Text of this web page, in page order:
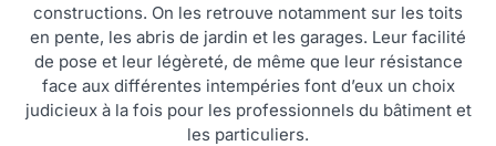
constructions. On les retrouve notamment sur les toits
en pente, les abris de jardin et les garages. Leur facilité
de pose et leur légèreté, de même que leur résistance
face aux différentes intempéries font d’eux un choix
judicieux à la fois pour les professionnels du bâtiment et
les particuliers.